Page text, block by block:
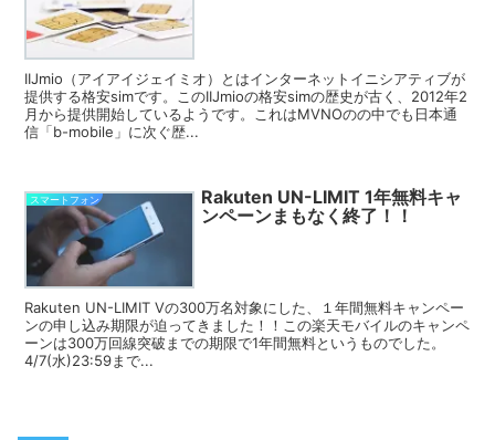
IIJmio（アイアイジェイミオ）とはインターネットイニシアティブが
提供する格安simです。このIIJmioの格安simの歴史が古く、2012年2
月から提供開始しているようです。これはMVNOのの中でも日本通
信「b-mobile」に次ぐ歴...
スマートフォン
Rakuten UN-LIMIT 1年無料キャ
ンペーンまもなく終了！！
Rakuten UN-LIMIT Vの300万名対象にした、１年間無料キャンペー
ンの申し込み期限が迫ってきました！！この楽天モバイルのキャンペ
ーンは300万回線突破までの期限で1年間無料というものでした。
4/7(水)23:59まで...